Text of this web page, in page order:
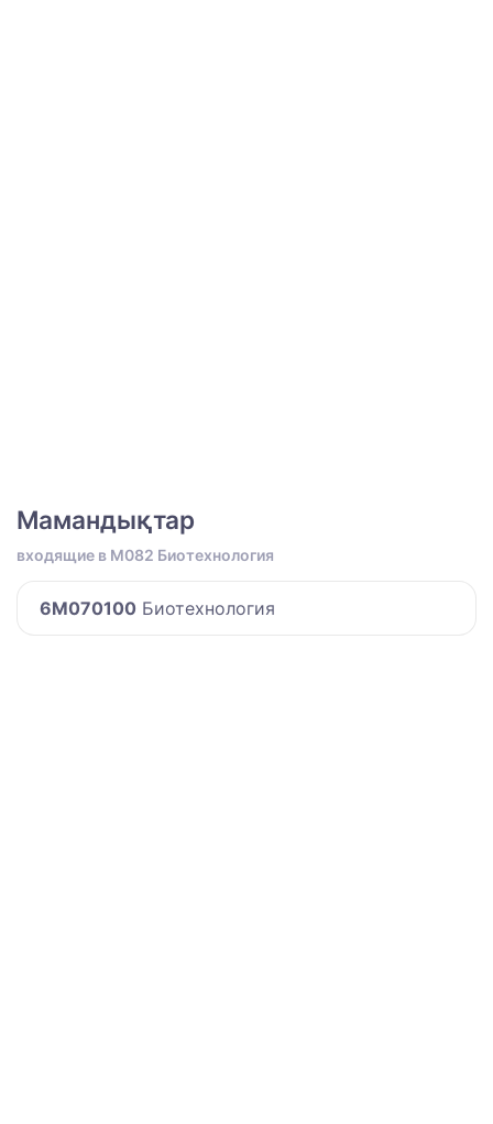
Мамандықтар
входящие в M082 Биотехнология
6M070100 Биотехнология